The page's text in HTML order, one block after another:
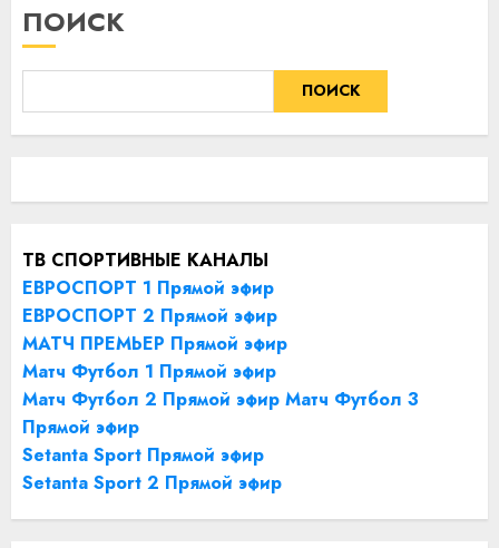
ПОИСК
ПОИСК
ТВ СПОРТИВНЫЕ КАНАЛЫ
ЕВРОСПОРТ 1 Прямой эфир
ЕВРОСПОРТ 2 Прямой эфир
МАТЧ ПРЕМЬЕР Прямой эфир
Матч Футбол 1 Прямой эфир
Матч Футбол 2 Прямой эфир Матч Футбол 3
Прямой эфир
Setanta Sport Прямой эфир
Setanta Sport 2 Прямой эфир